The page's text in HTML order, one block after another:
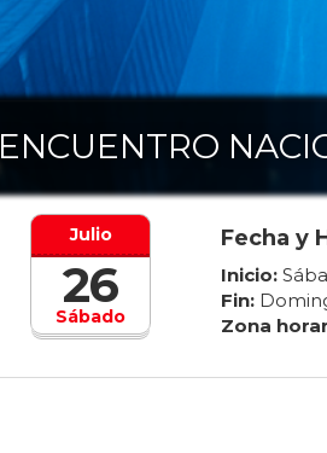
ENCUENTRO
Sábado
Julio
26
Fecha y
Inicio:
Fin:
Zona